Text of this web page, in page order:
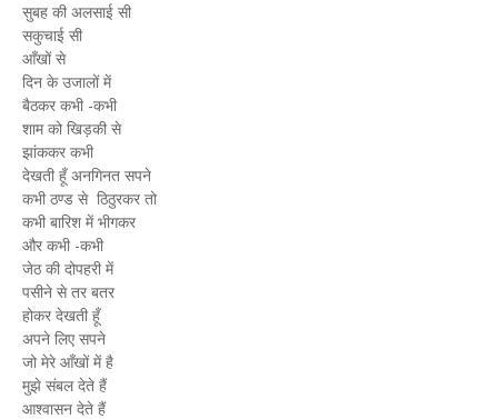
सुबह की अलसाई सी
सकुचाई सी
आँखों से
दिन के उजालों में
बैठकर कभी -कभी
शाम को खिड़की से
झांककर कभी
देखती हूँ अनगिनत सपने
कभी ठण्ड से ठिठुरकर तो
कभी बारिश में भीगकर
और कभी -कभी
जेठ की दोपहरी में
पसीने से तर बतर
होकर देखती हूँ
अपने लिए सपने
जो मेरे आँखों में है
मुझे संबल देते हैं
आश्वासन देते हैं